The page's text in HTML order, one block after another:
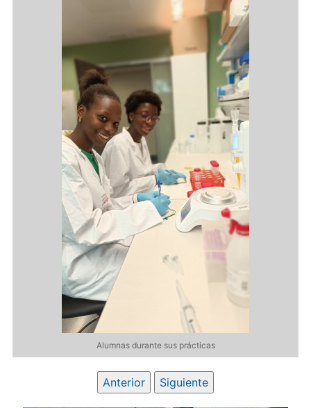
Alumnas durante sus prácticas
Anterior Siguiente